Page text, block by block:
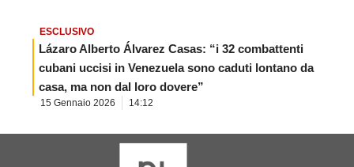
ESCLUSIVO
Lázaro Alberto Álvarez Casas: “i 32 combattenti
cubani uccisi in Venezuela sono caduti lontano da
casa, ma non dal loro dovere”
15 Gennaio 2026 14:12